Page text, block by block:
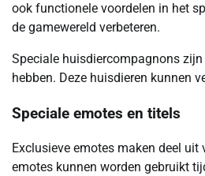
ook functionele voordelen in het
de gamewereld verbeteren.
Speciale huisdiercompagnons
hebben. Deze huisdieren kunnen
Speciale emotes en titels
Exclusieve emotes maken deel uit
emotes kunnen worden gebruikt